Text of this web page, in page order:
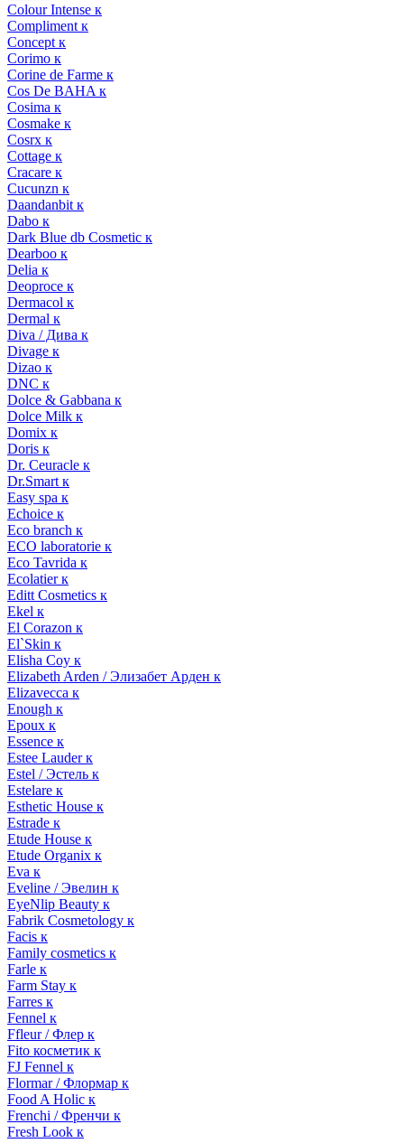
Colour Intense к
Compliment к
Concept к
Corimo к
Corine de Farme к
Cos De BAHA к
Cosima к
Cosmake к
Cosrx к
Cottage к
Cracare к
Cucunzn к
Daandanbit к
Dabo к
Dark Blue db Cosmetic к
Dearboo к
Delia к
Deoproce к
Dermacol к
Dermal к
Diva / Дива к
Divage к
Dizao к
DNC к
Dolce & Gabbana к
Dolce Milk к
Domix к
Doris к
Dr. Ceuracle к
Dr.Smart к
Easy spa к
Echoice к
Eco branch к
ECO laboratorie к
Eco Tavrida к
Ecolatier к
Editt Cosmetics к
Ekel к
El Corazon к
El`Skin к
Elisha Coy к
Elizabeth Arden / Элизабет Арден к
Elizavecca к
Enough к
Epoux к
Essence к
Estee Lauder к
Estel / Эстель к
Estelare к
Esthetic House к
Estrade к
Etude House к
Etude Organix к
Eva к
Eveline / Эвелин к
EyeNlip Beauty к
Fabrik Cosmetology к
Facis к
Family cosmetics к
Farle к
Farm Stay к
Farres к
Fennel к
Ffleur / Флер к
Fito косметик к
FJ Fennel к
Flormar / Флормар к
Food A Holic к
Frenchi / Френчи к
Fresh Look к